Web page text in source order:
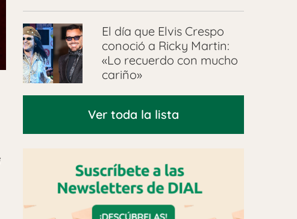
El día que Elvis Crespo
conoció a Ricky Martin:
«Lo recuerdo con mucho
cariño»
Ver toda la lista